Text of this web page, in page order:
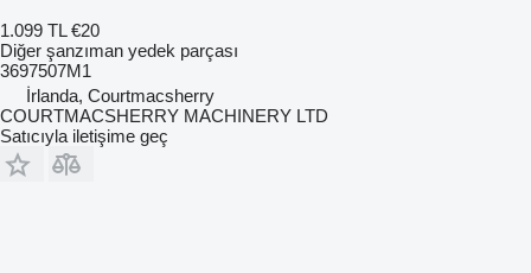
1.099 TL €20
Diğer şanzıman yedek parçası
3697507M1
İrlanda, Courtmacsherry
COURTMACSHERRY MACHINERY LTD
Satıcıyla iletişime geç